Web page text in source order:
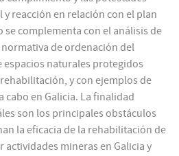
reacción en relación con el plan
complementa con el análisis de
de ordenación del
naturales protegidos
y con ejemplos de
cabo en Galicia. La finalidad
son los principales obstáculos
la eficacia de la rehabilitación de
actividades mineras en Galicia y